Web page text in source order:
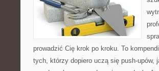
prowadzić Cię krok po kroku. To
tych, którzy dopiero uczą się push-upów,